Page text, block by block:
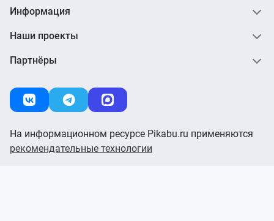
Информация
Наши проекты
Партнёры
На информационном ресурсе Pikabu.ru применяются
рекомендательные технологии